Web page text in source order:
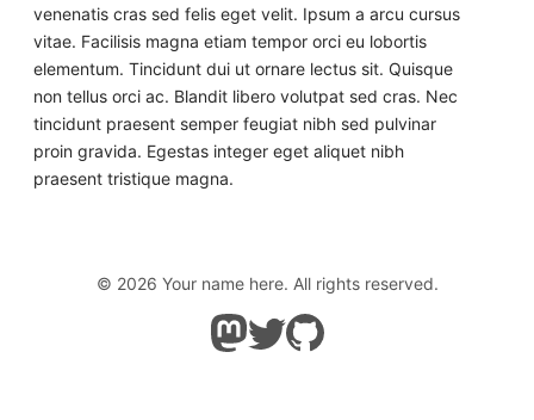
venenatis cras sed felis eget velit. Ipsum a arcu cursus
vitae. Facilisis magna etiam tempor orci eu lobortis
elementum. Tincidunt dui ut ornare lectus sit. Quisque
non tellus orci ac. Blandit libero volutpat sed cras. Nec
tincidunt praesent semper feugiat nibh sed pulvinar
proin gravida. Egestas integer eget aliquet nibh
praesent tristique magna.
© 2026 Your name here. All rights reserved.
Follow Astro on Mastodon
Follow Astro on Twitter
Go to Astro's GitHub repo